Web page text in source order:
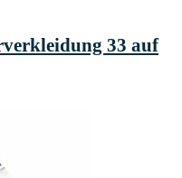
33 auf